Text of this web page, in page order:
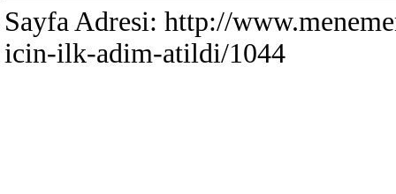
Sayfa Adresi: http://
icin-ilk-adim-atildi/1044